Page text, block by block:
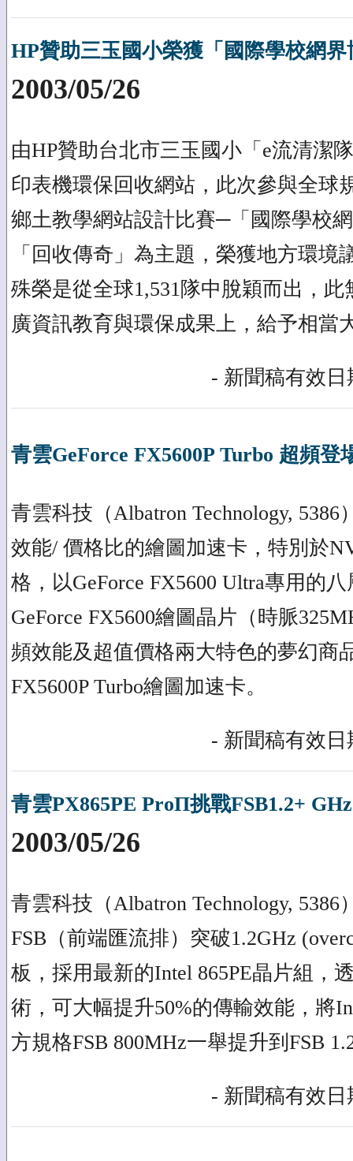
HP贊助三玉國小榮獲「國際學校網
2003/05/26
由HP贊助台北市三玉國小「e流清潔
印表機環保回收網站，此次參與全球
鄉土教學網站設計比賽─「國際學校
「回收傳奇」為主題，榮獲地方環境
殊榮是從全球1,531隊中脫穎而出，
廣資訊教育與環保成果上，給予相當
- 新聞稿有效日
青雲GeForce FX5600P Turbo 超頻登
青雲科技（Albatron Technology,
效能/ 價格比的繪圖加速卡，特別於
格，以GeForce FX5600 Ultra專用的
GeForce FX5600繪圖晶片（時脈
頻效能及超值價格兩大特色的夢幻商
FX5600P Turbo繪圖加速卡。
- 新聞稿有效日
青雲PX865PE ProΠ挑戰FSB1.2+
2003/05/26
青雲科技（Albatron Technology,
FSB（前端匯流排）突破1.2GHz
板，採用最新的Intel 865PE晶片組，
術，可大幅提升50%的傳輸效能，將
方規格FSB 800MHz一舉提升到FSB
- 新聞稿有效日